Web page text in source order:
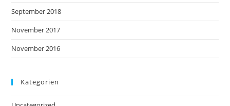
September 2018
November 2017
November 2016
Kategorien